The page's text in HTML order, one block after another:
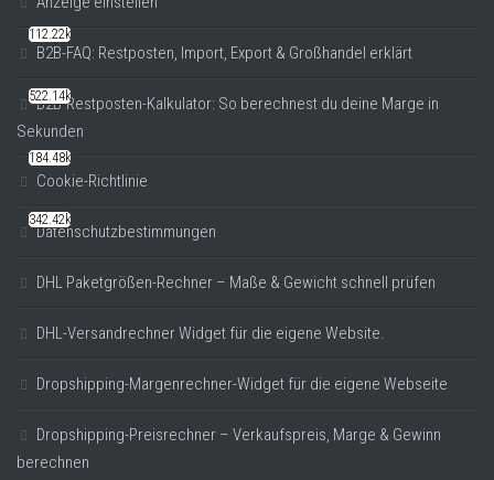
B2B-FAQ: Restposten, Import, Export & Großhandel erklärt
B2B-Restposten-Kalkulator: So berechnest du deine Marge in
Sekunden
Cookie-Richtlinie
Datenschutzbestimmungen
DHL Paketgrößen-Rechner – Maße & Gewicht schnell prüfen
DHL-Versandrechner Widget für die eigene Website.
Dropshipping-Margenrechner-Widget für die eigene Webseite
Dropshipping-Preisrechner – Verkaufspreis, Marge & Gewinn
berechnen
112.22k
522.14k
184.48k
342.42k